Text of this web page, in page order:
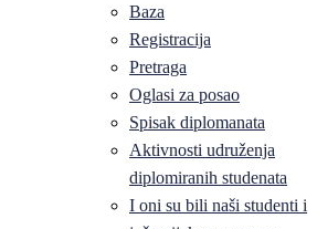
Baza
Registracija
Pretraga
Oglasi za posao
Spisak diplomanata
Aktivnosti udruženja
diplomiranih studenata
I oni su bili naši studenti i